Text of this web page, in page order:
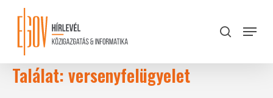
content
search
Menu
Találat: versenyfelügyelet
Close